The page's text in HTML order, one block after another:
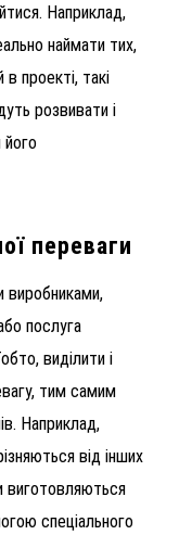
Наприклад,
наймати тих,
проекті, такі
розвивати і
переваги
виробниками,
послуга
виділити і
тим самим
Наприклад,
від інших
виготовляються
спеціального